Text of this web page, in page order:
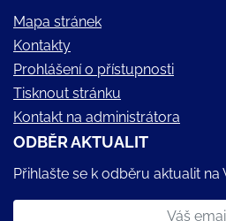
Mapa stránek
Kontakty
Prohlášení o přístupnosti
Tisknout stránku
Kontakt na administrátora
ODBĚR AKTUALIT
Přihlašte se k odběru aktualit na